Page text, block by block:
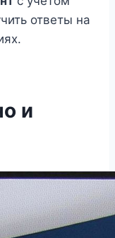
ответы на
и